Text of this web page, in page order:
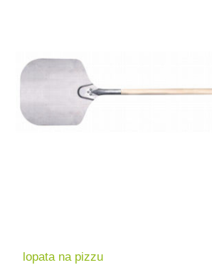
lopata na pizzu